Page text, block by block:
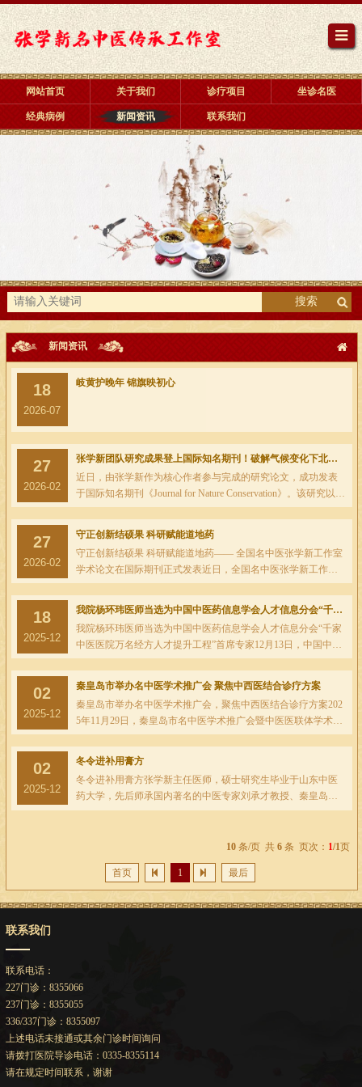
网站首页 关于我们 诊疗项目 坐诊名医
经典病例 新闻资讯 联系我们
搜索
新闻资讯
18
2026-07
岐黄护晚年 锦旗映初心
27
2026-02
张学新团队研究成果登上国际知名期刊！破解气候变化下北苍术生存与品质难题
近日，由张学新作为核心作者参与完成的研究论文，成功发表
于国际知名期刊《Journal for Nature Conservation》。该研究以
《Assessing climate change impacts on habitat suitability and quality o
27
2026-02
守正创新结硕果 科研赋能道地药
守正创新结硕果 科研赋能道地药—— 全国名中医张学新工作室
学术论文在国际期刊正式发表近日，全国名中医张学新工作室
传来学术喜讯，张学新教授完成的学术论文《利用生态位模型
18
2025-12
我院杨环玮医师当选为中国中医药信息学会人才信息分会“千家中医医院万名经方人才提升工程”首席专家
我院杨环玮医师当选为中国中医药信息学会人才信息分会“千家
中医医院万名经方人才提升工程”首席专家12月13日，中国中医
药信息学会人才信息分会2025年学术年会暨“千家中医医院万名
02
2025-12
秦皇岛市举办名中医学术推广会 聚焦中西医结合诊疗方案
秦皇岛市举办名中医学术推广会，聚焦中西医结合诊疗方案202
5年11月29日，秦皇岛市名中医学术推广会暨中医医联体学术交
流会、国家优势专科诊疗方案推广会在北京中医药大学东方医
02
2025-12
冬令进补用膏方
冬令进补用膏方张学新主任医师，硕士研究生毕业于山东中医
药大学，先后师承国内著名的中医专家刘承才教授、秦皇岛地
区著名的全国名中医临床专家范振域院长，是全国第七批名老
10条/页 共 6条 页次： 1/1页
首页 1 最后
联系我们
联系电话：
227门诊：8355066
237门诊：8355055
336/337门诊：8355097
上述电话未接通或其余门诊时间询问
请拨打医院导诊电话：0335-8355114
请在规定时间联系，谢谢